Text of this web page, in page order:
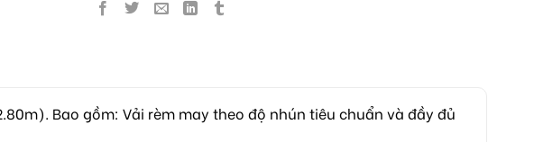
Bao gồm: Vải rèm may theo độ nhún tiêu chuẩn và đầy đủ